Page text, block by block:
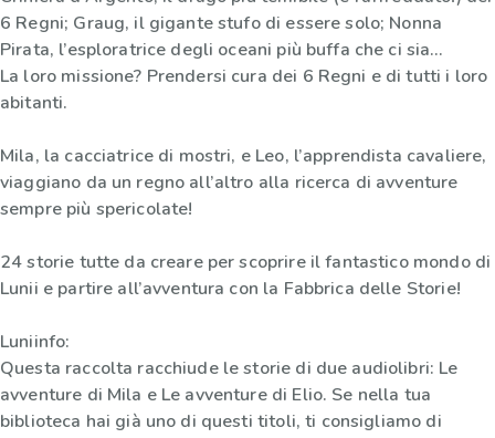
6 Regni; Graug, il gigante stufo di essere solo; Nonna
Pirata, l’esploratrice degli oceani più buffa che ci sia…
La loro missione? Prendersi cura dei 6 Regni e di tutti i loro
abitanti.
Mila, la cacciatrice di mostri, e Leo, l’apprendista cavaliere,
viaggiano da un regno all’altro alla ricerca di avventure
sempre più spericolate!
24 storie tutte da creare per scoprire il fantastico mondo di
Lunii e partire all’avventura con la Fabbrica delle Storie!
Luniinfo:
Questa raccolta racchiude le storie di due audiolibri: Le
avventure di Mila e Le avventure di Elio. Se nella tua
biblioteca hai già uno di questi titoli, ti consigliamo di